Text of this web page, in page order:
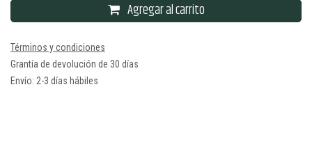
Agregar al carrito
Términos y condiciones
Grantía de devolución de 30 días
Envío: 2-3 días hábiles